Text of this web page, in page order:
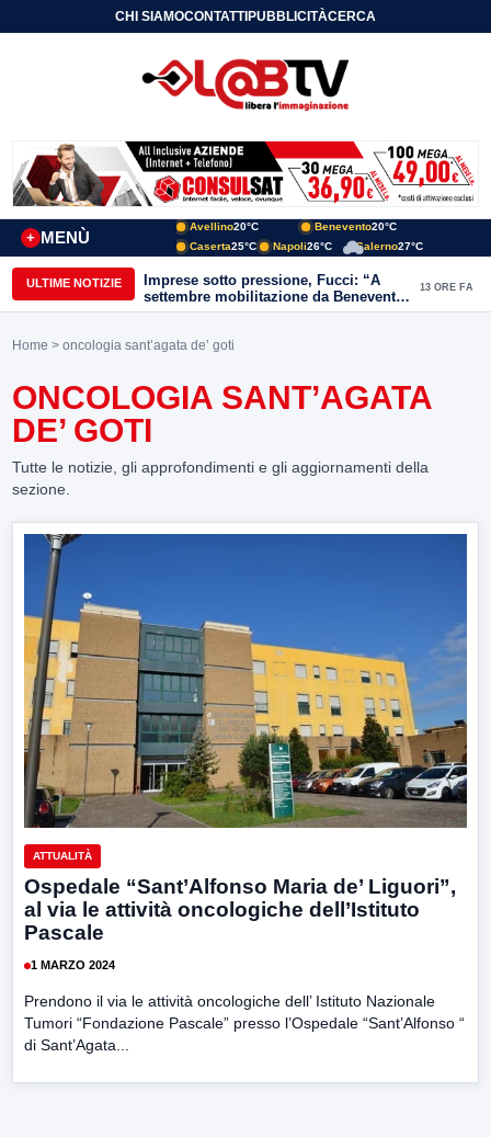
CHI SIAMOCONTATTIPUBBLICITÀCERCA
MENÙ
+
Avellino20°C Benevento20°C
Caserta25°C Napoli26°C Salerno27°C
ULTIME NOTIZIE
Imprese sotto pressione, Fucci: “A
settembre mobilitazione da Benevento
e Avellino”
13 ORE FA
Home > oncologia sant’agata de’ goti
ONCOLOGIA SANT’AGATA
DE’ GOTI
Tutte le notizie, gli approfondimenti e gli aggiornamenti della
sezione.
ATTUALITÀ
Ospedale “Sant’Alfonso Maria de’ Liguori”,
al via le attività oncologiche dell’Istituto
Pascale
1 MARZO 2024
Prendono il via le attività oncologiche dell’ Istituto Nazionale
Tumori “Fondazione Pascale” presso l’Ospedale “Sant’Alfonso “
di Sant’Agata...